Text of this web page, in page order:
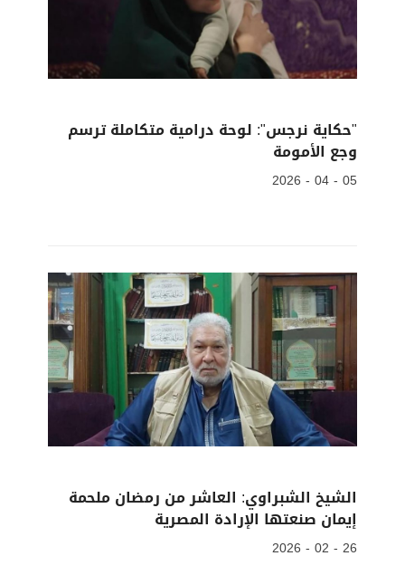
"حكاية نرجس": لوحة درامية متكاملة ترسم
وجع الأمومة
05 - 04 - 2026
الشيخ الشبراوي: العاشر من رمضان ملحمة
إيمان صنعتها الإرادة المصرية
26 - 02 - 2026